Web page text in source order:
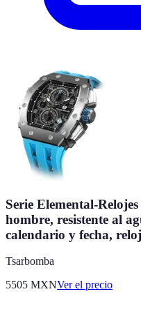
Serie Elemental-
hombre, resistente al
calendario y fecha,
Tsarbomba
5505 MXNVer el precio